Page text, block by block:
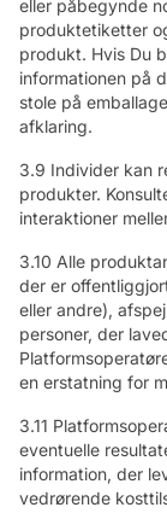
eller påbegynde
produktetiketter
produkt. Hvis Du
informationen på
stole på
afklaring.
3.9 Individer kan
produkter.
interaktioner
3.10 Alle
der er
eller andre),
personer, der
en erstatning for
3.11
eventuelle
information, der
vedrørende